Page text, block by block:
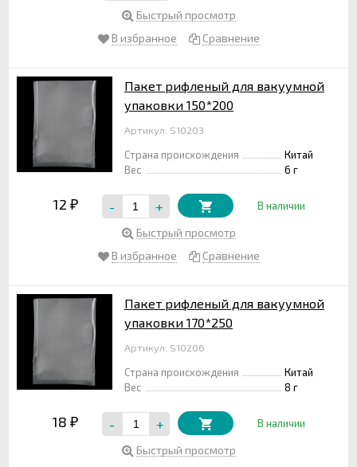
Быстрый просмотр
В избранное
Сравнение
Пакет рифленый для вакуумной
упаковки 150*200
Артикул: S10203
Страна происхождения
Китай
Вес
6 г
12 ₽ - + В наличии
Быстрый просмотр
В избранное
Сравнение
Пакет рифленый для вакуумной
упаковки 170*250
Артикул: S10206
Страна происхождения
Китай
Вес
8 г
18 ₽ - + В наличии
Быстрый просмотр